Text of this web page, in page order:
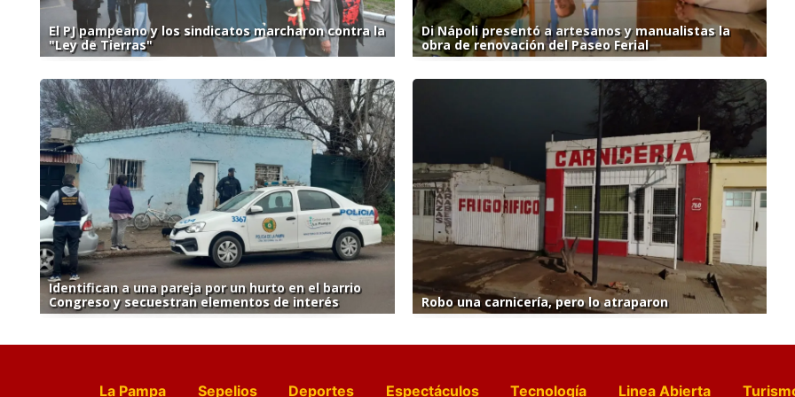
El PJ pampeano y los sindicatos marcharon contra la
"Ley de Tierras"
Di Nápoli presentó a artesanos y manualistas la
obra de renovación del Paseo Ferial
Identifican a una pareja por un hurto en el barrio
Congreso y secuestran elementos de interés
Robo una carnicería, pero lo atraparon
La Pampa Sepelios Deportes Espectáculos Tecnología Linea Abierta